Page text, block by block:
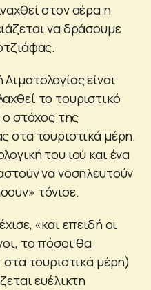
στον αέρα η
να δράσουμε
είναι
το τουριστικό
ο στόχος της
στα τουριστικά μέρη.
του ιού και ένα
να νοσηλευτούν
τόνισε.
«και επειδή οι
το πόσοι θα
τουριστικά μέρη)
ευέλικτη